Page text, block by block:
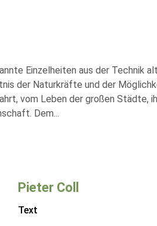
Einzelheiten aus der Technik
der Naturkräfte und der
vom Leben der großen Städte,
Dem...
Pieter Coll
Text